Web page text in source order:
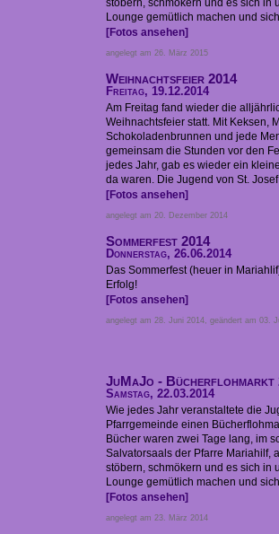
stöbern, schmökern und es sich in
Lounge gemütlich machen und
[Fotos ansehen]
angelegt am 26. März 2015
Weihnachtsfeier 2014
Freitag, 19.12.2014
Am Freitag fand wieder die
Weihnachtsfeier statt. Mit Keksen,
Schokoladenbrunnen und jede
gemeinsam die Stunden vor den
jedes Jahr, gab es wieder ein
da waren. Die Jugend von St.
[Fotos ansehen]
angelegt am 20. Dezember 2014
Sommerfest 2014
Donnerstag, 26.06.2014
Das Sommerfest (heuer in
Erfolg!
[Fotos ansehen]
angelegt am 28. Juni 2014, geändert am 03.
JuMaJo - Bücherflohmarkt
Samstag, 22.03.2014
Wie jedes Jahr veranstaltete die
Pfarrgemeinde einen
Bücher waren zwei Tage lang, im
Salvatorsaals der Pfarre Mariahilf,
stöbern, schmökern und es sich in
Lounge gemütlich machen und
[Fotos ansehen]
angelegt am 23. März 2014